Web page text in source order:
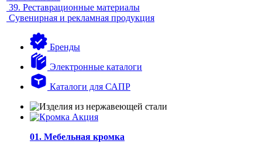
39. Реставрационные материалы
Сувенирная и рекламная продукция
Бренды
Электронные каталоги
Каталоги для САПР
01. Мебельная кромка